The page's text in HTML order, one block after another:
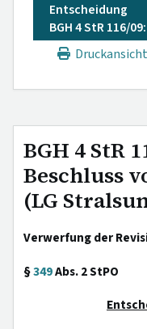
Entscheidung
BGH 4 StR 116/09:
Druckansicht
BGH 4 StR
Beschluss
(LG
Verwerfung der
§349Abs. 2 StPO